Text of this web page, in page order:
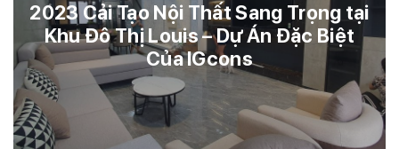
2023 Cải Tạo Nội Thất Sang Trọng tại
Khu Đô Thị Louis – Dự Án Đặc Biệt
Của IGcons